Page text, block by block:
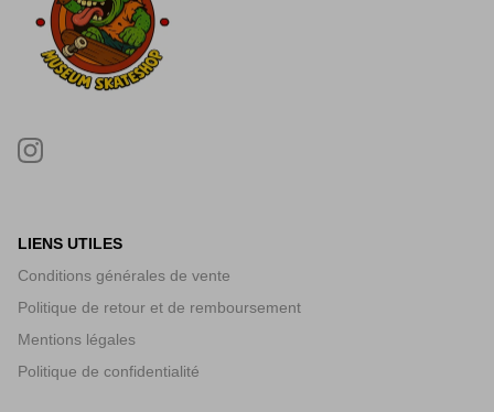
LIENS UTILES
Conditions générales de vente
Politique de retour et de remboursement
Mentions légales
Politique de confidentialité